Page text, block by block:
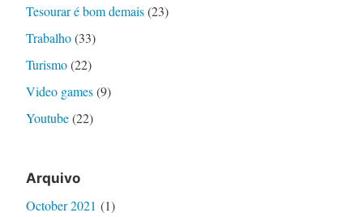
Tesourar é bom demais(23)
Trabalho(33)
Turismo(22)
Video games(9)
Youtube(22)
Arquivo
October 2021 (1)